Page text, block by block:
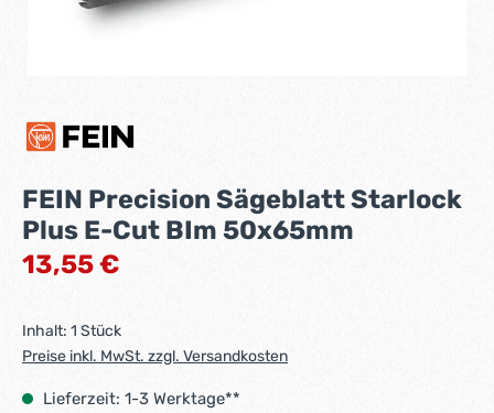
FEIN Precision Sägeblatt Starlock
Plus E-Cut BIm 50x65mm
Regulärer Preis:
13,55 €
Inhalt: 1 Stück
Preise inkl. MwSt. zzgl. Versandkosten
Lieferzeit: 1-3 Werktage**